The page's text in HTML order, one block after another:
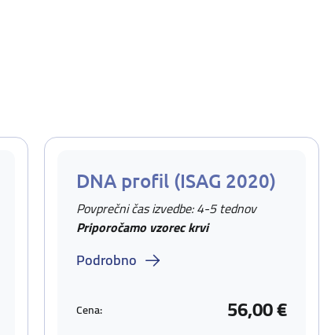
DNA profil (ISAG 2020)
Povprečni čas izvedbe: 4-5 tednov
Priporočamo vzorec krvi
Podrobno
Cena: 56,00 €